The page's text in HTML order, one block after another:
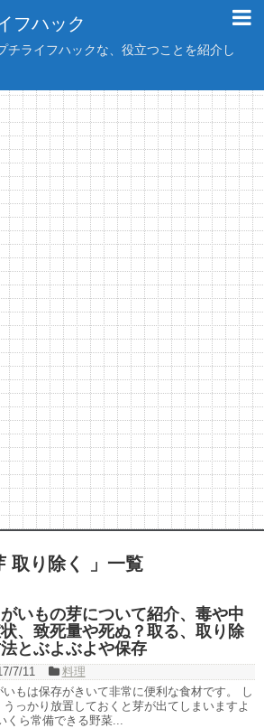
フハック
チライフハックな、役立つことを紹介し
取り除く 」一覧
がいもの芽について紹介、毒や中
、致死量や死ぬ？取る、取り除
法とぶよぶよや保存
7/11
料理
いもは保存がきいて非常に便利な食材です。 し
うっかり放置しておくと芽が出てしまいますよ
くら常備できる野菜...